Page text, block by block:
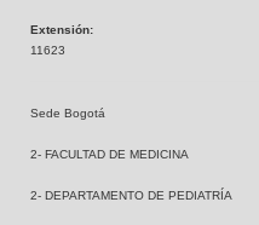
Extensión:
11623
Sede Bogotá
2- FACULTAD DE MEDICINA
2- DEPARTAMENTO DE PEDIATRÍA